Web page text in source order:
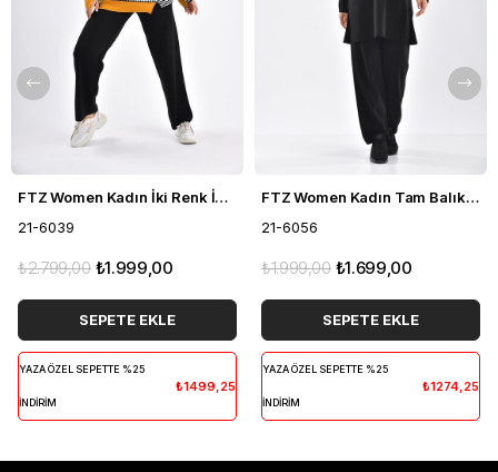
FTZ Women Kadın İki Renk İkili Takım Siyah 21-6039
21-6039
₺1.999,00
₺2.799,00
SEPETE EKLE
YAZA ÖZEL SEPETTE %25
İNDİRİM
₺1499,25
FTZ Women Kadın Tam Balıkçı İkili Takım Siyah 21-6056
21-6056
₺1.699,00
₺1.999,00
SEPETE EKLE
YAZA ÖZEL SEPETTE %25
İNDİRİM
₺1274,25